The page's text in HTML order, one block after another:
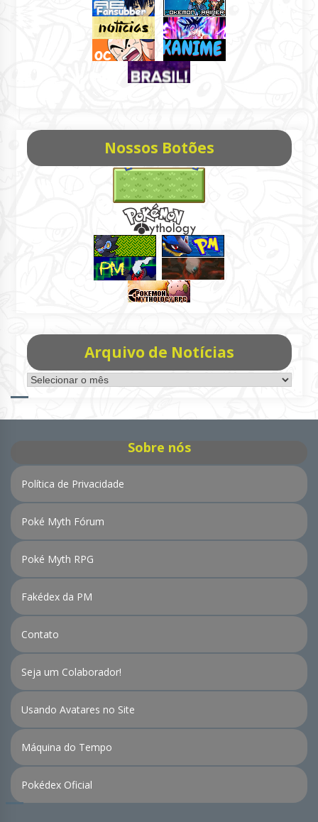
Nossos Botões
Arquivo de Notícias
Arquivo
de
Sobre nós
Política de Privacidade
Poké Myth Fórum
Poké Myth RPG
Fakédex da PM
Contato
Seja um Colaborador!
Usando Avatares no Site
Máquina do Tempo
Pokédex Oficial